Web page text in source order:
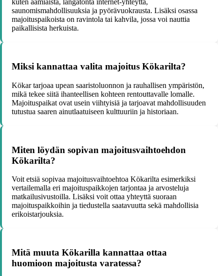
kuten aamiaista, langatonta internet-yhteyttä,
saunomismahdollisuuksia ja pyörävuokrausta. Lisäksi osassa
majoituspaikoista on ravintola tai kahvila, jossa voi nauttia
paikallisista herkuista.
Miksi kannattaa valita majoitus Kökarilta?
Kökar tarjoaa upean saaristoluonnon ja rauhallisen ympäristön,
mikä tekee siitä ihanteellisen kohteen rentouttavalle lomalle.
Majoituspaikat ovat usein viihtyisiä ja tarjoavat mahdollisuuden
tutustua saaren ainutlaatuiseen kulttuuriin ja historiaan.
Miten löydän sopivan majoitusvaihtoehdon
Kökarilta?
Voit etsiä sopivaa majoitusvaihtoehtoa Kökarilta esimerkiksi
vertailemalla eri majoituspaikkojen tarjontaa ja arvosteluja
matkailusivustoilla. Lisäksi voit ottaa yhteyttä suoraan
majoituspaikkoihin ja tiedustella saatavuutta sekä mahdollisia
erikoistarjouksia.
Mitä muuta Kökarilla kannattaa ottaa
huomioon majoitusta varatessa?